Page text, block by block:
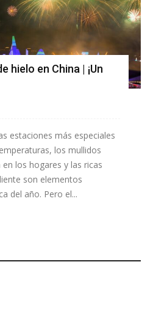
hielo en China | ¡Un
estaciones más especiales
los mullidos
los hogares y las ricas
son elementos
del año. Pero el...